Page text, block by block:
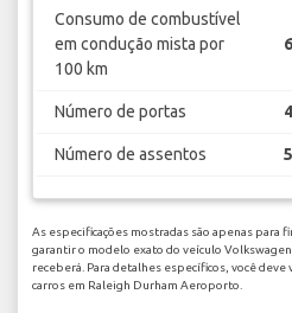
Consumo de combustível
em condução mista por
100 km
Número de portas 4
Número de assentos 5
As especificações mostradas são apenas para
garantir o modelo exato do veículo
receberá. Para detalhes específicos, você
carros em Raleigh Durham Aeroporto.